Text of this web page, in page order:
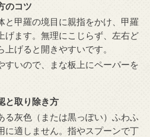
のコツ
と甲羅の境目に親指をかけ、甲羅
げます。無理にこじらず、左右ど
げると開きやすいです。
すいので、まな板上にペーパーを
と取り除き方
る灰色（または黒っぽい）ふわふ
に適しません。指やスプーンで丁